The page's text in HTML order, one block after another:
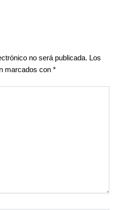
no será publicada. Los
marcados con *